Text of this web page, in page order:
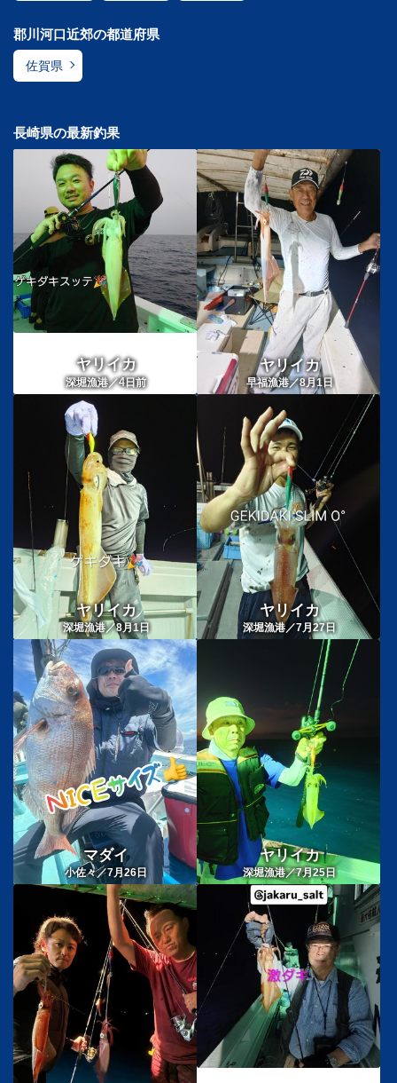
郡川河口近郊の都道府県
佐賀県
長崎県の最新釣果
ヤリイカ
深堀漁港／4日前
ヤリイカ
早福漁港／8月1日
ヤリイカ
深堀漁港／8月1日
ヤリイカ
深堀漁港／7月27日
マダイ
小佐々／7月26日
ヤリイカ
深堀漁港／7月25日